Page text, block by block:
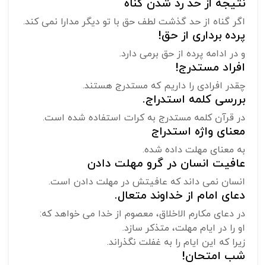
نتیجه از حد رد شدن گناه
اگر گناه از حد گذشت لطف حق با تو دیگر مدارا نمی کند.
پرده برداری از حق!
و در ادامه پرده از حق برمی دارد.
افراد مستدرج!
چقدر افرادی را داریم که مستدرج هستند.
بررسی کلمه استدراج.
در قرآن کلمه مستدرج به کرات استفاده شده است.
معنای واژه استدراج
به معنای مهلت داده شده.
عافیت انسان در گرو مهلت دادن
انسان نمی داند که عافیتش در مهلت دادن است.
دعای امام از خداوند متعال.
در دعای مکارم الاخلاق، معصوم از خدا می خواهد که:
او را در ایام مهلت، متذکر سازد.
زیرا که این ایام را به غفلت نگذراند.
شب امتحان!